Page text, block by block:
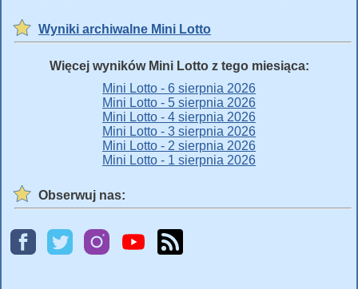
Wyniki archiwalne Mini Lotto
Więcej wyników Mini Lotto z tego miesiąca:
Mini Lotto - 6 sierpnia 2026
Mini Lotto - 5 sierpnia 2026
Mini Lotto - 4 sierpnia 2026
Mini Lotto - 3 sierpnia 2026
Mini Lotto - 2 sierpnia 2026
Mini Lotto - 1 sierpnia 2026
Obserwuj nas: